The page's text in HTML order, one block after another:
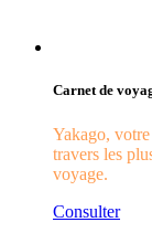
Carnet de
Yakago,
travers les
voyage.
Consulter